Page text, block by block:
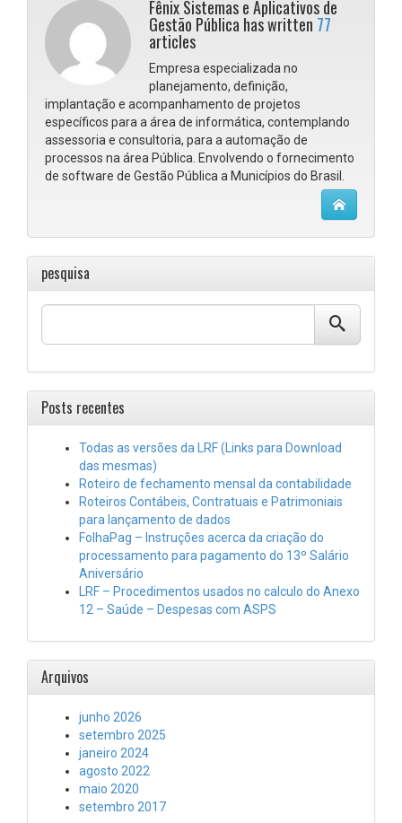
Fênix Sistemas e Aplicativos de
Gestão Pública has written 77
articles
Empresa especializada no
planejamento, definição,
implantação e acompanhamento de projetos
específicos para a área de informática, contemplando
assessoria e consultoria, para a automação de
processos na área Pública. Envolvendo o fornecimento
de software de Gestão Pública a Municípios do Brasil.
pesquisa
Posts recentes
Todas as versões da LRF (Links para Download
das mesmas)
Roteiro de fechamento mensal da contabilidade
Roteiros Contábeis, Contratuais e Patrimoniais
para lançamento de dados
FolhaPag – Instruções acerca da criação do
processamento para pagamento do 13º Salário
Aniversário
LRF – Procedimentos usados no calculo do Anexo
12 – Saúde – Despesas com ASPS
Arquivos
junho 2026
setembro 2025
janeiro 2024
agosto 2022
maio 2020
setembro 2017